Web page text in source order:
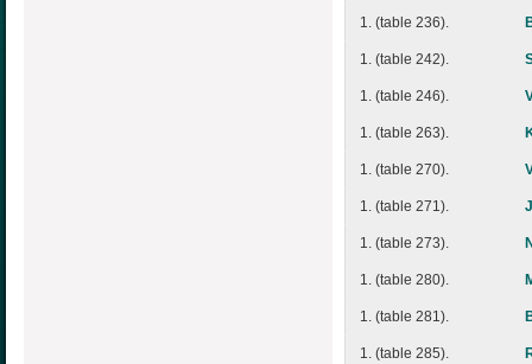
1. (table 236).
1. (table 242).
1. (table 246).
1. (table 263).
1. (table 270).
1. (table 271).
1. (table 273).
1. (table 280).
1. (table 281).
1. (table 285).